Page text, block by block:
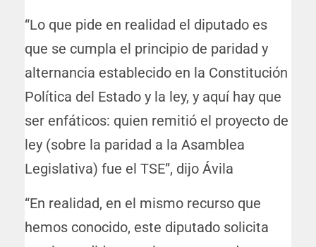
“Lo que pide en realidad el diputado es
que se cumpla el principio de paridad y
alternancia establecido en la Constitución
Política del Estado y la ley, y aquí hay que
ser enfáticos: quien remitió el proyecto de
ley (sobre la paridad a la Asamblea
Legislativa) fue el TSE”, dijo Ávila
“En realidad, en el mismo recurso que
hemos conocido, este diputado solicita